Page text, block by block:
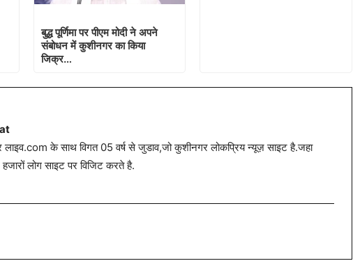
बुद्ध पूर्णिमा पर पीएम मोदी ने अपने
संबोधन में कुशीनगर का किया
जिक्र…
के साथ विगत 05 वर्ष से जुडाव,जो कुशीनगर लोकप्रिय न्यूज़ साइट है.जहा
हजारों लोग साइट पर विजिट करते है.